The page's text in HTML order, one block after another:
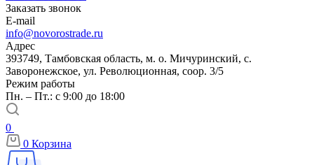
Заказать звонок
E-mail
info@novorostrade.ru
Адрес
393749, Тамбовская область, м. о. Мичуринский, с.
Заворонежское, ул. Революционная, соор. 3/5
Режим работы
Пн. – Пт.: с 9:00 до 18:00
0
0 Корзина